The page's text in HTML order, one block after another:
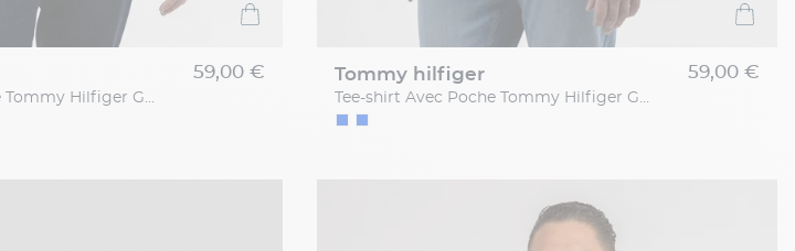
59,00 € tommy hilfiger 59,00 €